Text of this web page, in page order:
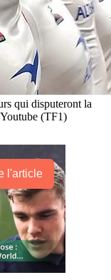
qui disputeront la
(TF1)
l'article